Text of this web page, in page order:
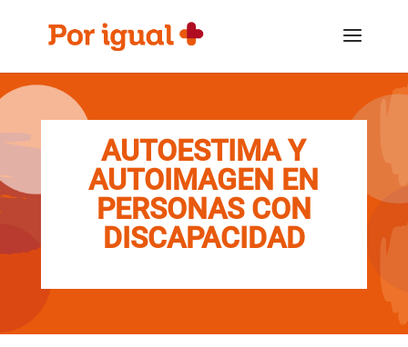
contenido
navegación
AUTOESTIMA Y
AUTOIMAGEN EN
PERSONAS CON
DISCAPACIDAD